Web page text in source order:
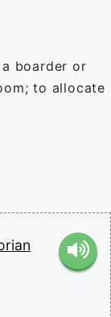
boarder or
to allocate